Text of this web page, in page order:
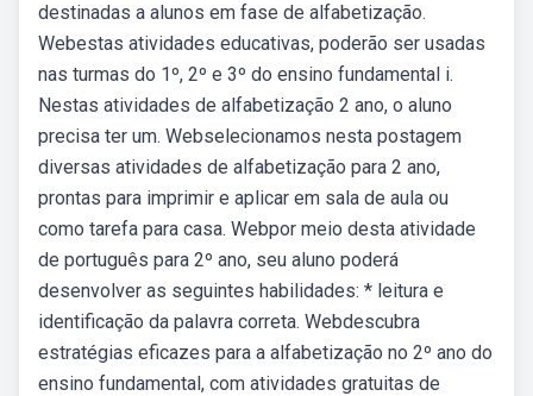
destinadas a alunos em fase de alfabetização.
Webestas atividades educativas, poderão ser usadas
nas turmas do 1º, 2º e 3º do ensino fundamental i.
Nestas atividades de alfabetização 2 ano, o aluno
precisa ter um. Webselecionamos nesta postagem
diversas atividades de alfabetização para 2 ano,
prontas para imprimir e aplicar em sala de aula ou
como tarefa para casa. Webpor meio desta atividade
de português para 2º ano, seu aluno poderá
desenvolver as seguintes habilidades: * leitura e
identificação da palavra correta. Webdescubra
estratégias eficazes para a alfabetização no 2º ano do
ensino fundamental, com atividades gratuitas de